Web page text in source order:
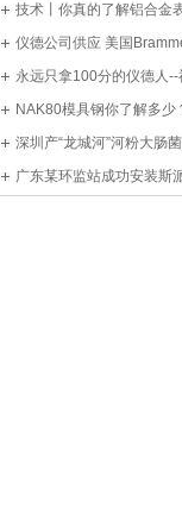
技术丨你真的了解铝合金
仪德公司供应 美国
Inc.标准样品
永远只拿100分的仪德人--
NAK80模具钢你了解多少
深圳产“龙城河”河粉大肠
广东某环监站成功安装斯